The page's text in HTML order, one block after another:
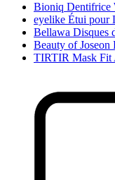
Bioniq Dentifrice
eyelike Étui pour
Bellawa Disques
Beauty of Joseon
TIRTIR Mask Fit